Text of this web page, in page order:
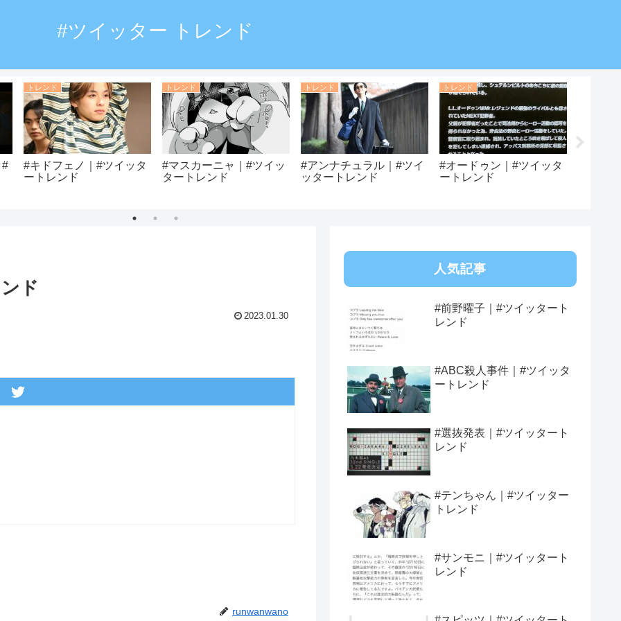
#ツイッター トレンド
#
トレンド
#キドフェノ｜#ツイッタ
ートレンド
トレンド
#マスカーニャ｜#ツイッ
タートレンド
トレンド
#アンナチュラル｜#ツイ
ッタートレンド
トレンド
#オードゥン｜#ツイッタ
ートレンド
ド
2023.01.30
runwanwano
人気記事
#前野曜子｜#ツイッタート
レンド
#ABC殺人事件｜#ツイッタ
ートレンド
#選抜発表｜#ツイッタート
レンド
#テンちゃん｜#ツイッター
トレンド
#サンモニ｜#ツイッタート
レンド